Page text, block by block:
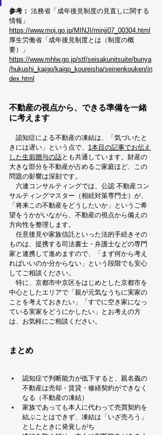
参考： 法務省「成年後見制度の見直しに関する
情報」
https://www.moj.go.jp/MINJI/minji07_00304.html
厚生労働省「成年後見制度とは（制度の概
要）」
https://www.mhlw.go.jp/stf/seisakunitsuite/bunya
/hukushi_kaigo/kaigo_koureisha/seinenkouken/in
dex.html
不動産の視点から、できる準備を一緒
に考えます
認知症による不動産の凍結は、「気づいたと
きには遅い」という点で、 1本目の記事でお伝え
した生前贈与の話とも共通しています。財産の
大きな部分を不動産が占めるご家庭ほど、この
問題の影響は深刻です。
六連コンサルティングでは、公認 不動産コン
サルティングマスター（相続対策専門士）が、
「将来この不動産をどうしたいか」というご希
望をうかがいながら、不動産の視点から備えの
方向性を整理します。
任意後見や家族信託といった法的手続きその
ものは、提携する司法書士・弁護士などの専門
家と連携して進めますので、「まず何から考え
ればいいのか分からない」という段階でも安心
してご相談ください。
特に、京都市中京区をはじめとした京都市を
中心としたエリアで「親が元気なうちに実家の
ことを考えておきたい」「すでに空き家になっ
ている実家をどうにかしたい」とお考えの方
は、お気軽にご相談ください。
まとめ
認知症で判断能力が低下すると、親名義の
不動産は売却・賃貸・修繕契約ができなく
なる（不動産の凍結）
家族であっても本人に代わって売買契約を
結ぶことはできず、凍結は「いざ売ろう」
としたときに発覚しがち